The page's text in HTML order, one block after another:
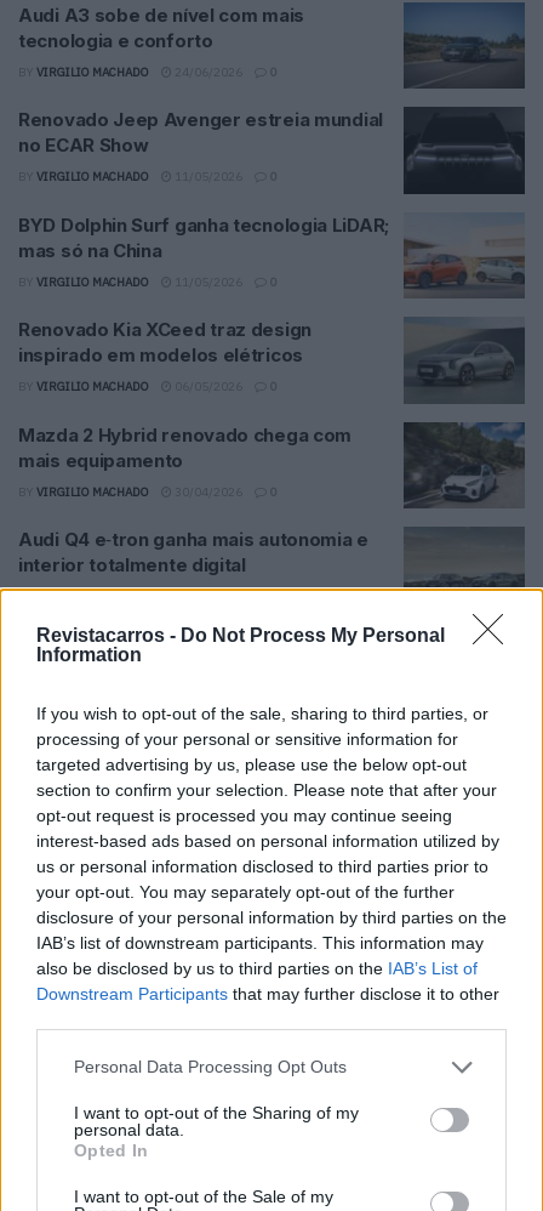
Revistacarros - Do Not Process My Personal
Information
If you wish to opt-out of the sale, sharing to third parties, or
processing of your personal or sensitive information for
targeted advertising by us, please use the below opt-out
section to confirm your selection. Please note that after your
opt-out request is processed you may continue seeing
interest-based ads based on personal information utilized by
us or personal information disclosed to third parties prior to
your opt-out. You may separately opt-out of the further
disclosure of your personal information by third parties on the
IAB’s list of downstream participants. This information may
also be disclosed by us to third parties on the IAB’s List of
Downstream Participants that may further disclose it to other
Personal Data Processing Opt Outs
I want to opt-out of the Sharing of my
personal data.
Opted In
I want to opt-out of the Sale of my
Audi A3 sobe de nível com mais
tecnologia e conforto
VIRGILIO MACHADO 0
Renovado Jeep Avenger estreia mundial
no ECAR Show
VIRGILIO MACHADO 0
BYD Dolphin Surf ganha tecnologia LiDAR;
mas só na China
VIRGILIO MACHADO 0
Renovado Kia XCeed traz design
inspirado em modelos elétricos
VIRGILIO MACHADO 0
Mazda 2 Hybrid renovado chega com
mais equipamento
VIRGILIO MACHADO 0
Audi Q4 e‑tron ganha mais autonomia e
interior totalmente digital
BYVIRGILIO MACHADO 27/04/2026 0
Nissan X‑Trail renasce com mais
Nio renova o Firefly com detalhe
inspirado em Portugal
Novo Denza Z9 GT estreia com a maior
autonomia elétrica do mundo
VIRGILIO MACHADO 07/03/2026
1 2
Trending Comments Latest
Este é um Porsche 911 Carrera RS 2.7 Safari
13/03/2024